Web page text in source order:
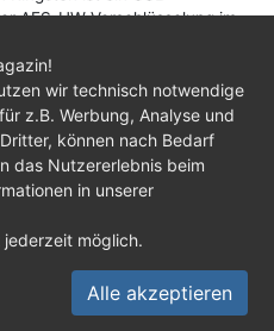
AES-HW-Verschlüsselung im
Modell im Praxistest
|Jobs |Datenschutz |
|Haftungsausschluss
Discord
Hardware-Magazin
wir technisch notwendige
z.B. Werbung, Analyse und
können nach Bedarf
das Nutzererlebnis beim
in unserer
jederzeit möglich.
Alle akzeptieren